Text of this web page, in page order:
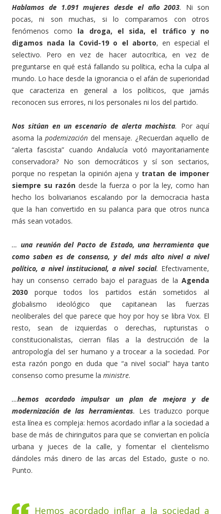
Hablamos de 1.091 mujeres desde el año 2003. Ni son
pocas, ni son muchas, si lo comparamos con otros
fenómenos como la droga, el sida, el tráfico y no
digamos nada la Covid-19 o el aborto, en especial el
selectivo. Pero en vez de hacer autocrítica, en vez de
preguntarse en qué está fallando su política, echa la culpa al
mundo. Lo hace desde la ignorancia o el afán de superioridad
que caracteriza en general a los políticos, que jamás
reconocen sus errores, ni los personales ni los del partido.
Nos sitúan en un escenario de alerta machista. Por aquí
asoma lapodemización del mensaje. ¿Recuerdan aquello de
“alerta fascista” cuando Andalucía votó mayoritariamente
conservadora? No son democráticos y sí son sectarios,
porque no respetan la opinión ajena y tratan de imponer
siempre su razón desde la fuerza o por la ley, como han
hecho los bolivarianos escalando por la democracia hasta
que la han convertido en su palanca para que otros nunca
más sean votados.
… una reunión del Pacto de Estado, una herramienta que
como saben es de consenso, y del más alto nivel a nivel
político, a nivel institucional, a nivel social. Efectivamente,
hay un consenso cerrado bajo el paraguas de la Agenda
2030 porque todos los partidos están sometidos al
globalismo ideológico que capitanean las fuerzas
neoliberales del que parece que hoy por hoy se libra Vox. El
resto, sean de izquierdas o derechas, rupturistas o
constitucionalistas, cierran filas a la destrucción de la
antropología del ser humano y a trocear a la sociedad. Por
esta razón pongo en duda que “a nivel social” haya tanto
consenso como presume la ministre.
…hemos acordado impulsar un plan de mejora y de
modernización de las herramientas. Les traduzco porque
esta línea es compleja: hemos acordado inflar a la sociedad a
base de más de chiringuitos para que se conviertan en policía
urbana y jueces de la calle, y fomentar el clientelismo
dándoles más dinero de las arcas del Estado, guste o no.
Punto.
Hemos acordado inflar a la sociedad a